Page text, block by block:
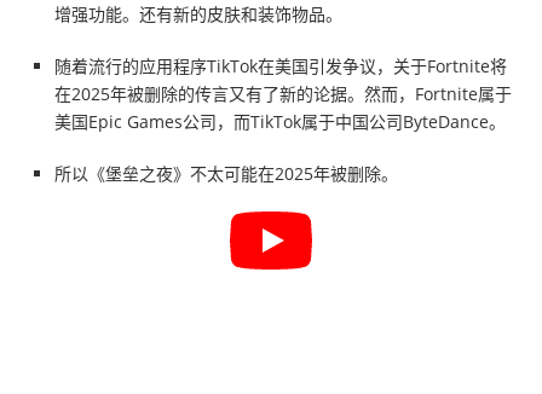
增强功能。还有新的皮肤和装饰物品。
随着流行的应用程序TikTok在美国引发争议，关于Fortnite将
在2025年被删除的传言又有了新的论据。然而，Fortnite属于
美国Epic Games公司，而TikTok属于中国公司ByteDance。
所以《堡垒之夜》不太可能在2025年被删除。